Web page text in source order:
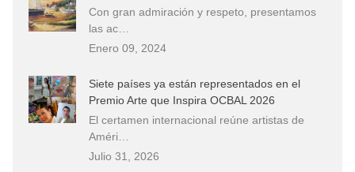
Con gran admiración y respeto, presentamos
las ac…
Enero 09, 2024
Siete países ya están representados en el
Premio Arte que Inspira OCBAL 2026
El certamen internacional reúne artistas de
Améri…
Julio 31, 2026